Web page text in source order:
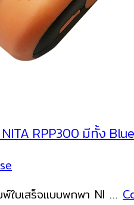
RPP300 มีทั้ง
พ์ใบเสร็จแบบพกพา NI …